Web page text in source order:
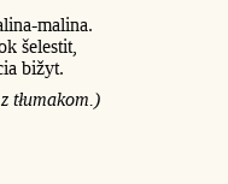
malina.
šelestit,
bižyt.
tłumakom.)